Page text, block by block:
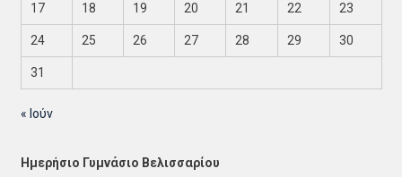
17 18 19 20 21 22 23
24 25 26 27 28 29 30
31
« Ιούν
Ημερήσιο Γυμνάσιο Βελισσαρίου